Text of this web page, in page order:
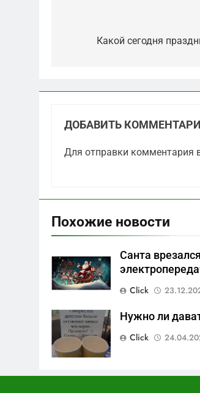
Какой сегодня
ДОБАВИТЬ
Для отправки комментария
Похожие новости
Санта
Click
Нужно ли
Click